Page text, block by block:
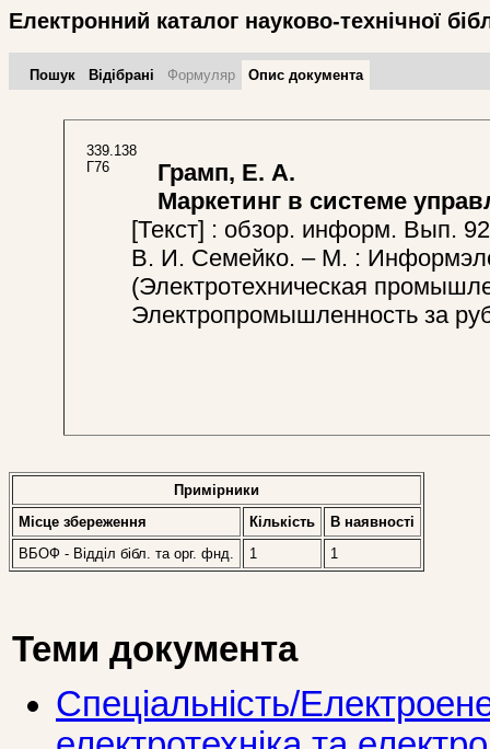
Електронний каталог науково-технічної
Пошук Відібрані Формуляр Опис документа
339.138
Г76
Грамп, Е. А.
Маркетинг в системе
[Текст] : обзор. информ. Вып.
В. И. Семейко. – М. :
(Электротехническая
Электропромышленность за
Примірники
Місце збереження
Кількість
В наявностi
ВБОФ - Відділ бібл. та орг. фнд.
1 1
Теми документа
Спеціальність/